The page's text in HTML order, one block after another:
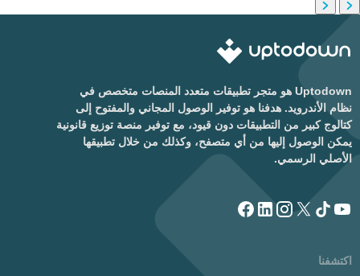
Uptodown هو متجر تطبيقات متعدد المنصات متخصص في
نظام الأندرويد. هدفنا هو توفير الوصول المجاني والمفتوح إلى
كتالوج كبير من التطبيقات دون قيود، مع توفير منصة توزيع قانونية
يمكن الوصول إليها من أي متصفح، وكذلك من خلال تطبيقها
الأصلي الرسمي.
اكتشفنا